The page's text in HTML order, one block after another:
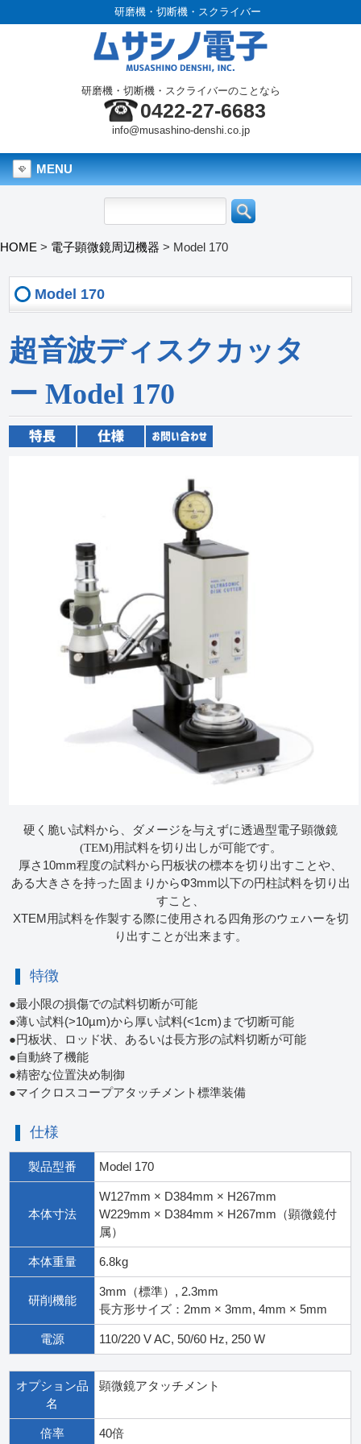
研磨機・切断機・スクライバー
研磨機・切断機・スクライバーのことなら
0422-27-6683
info@musashino-denshi.co.jp
MENU
HOME > 電子顕微鏡周辺機器 > Model 170
Model 170
超音波ディスクカッタ
ーModel 170
硬く脆い試料から、ダメージを与えずに透過型電子顕微鏡
(TEM)用試料を切り出しが可能です。
厚さ10mm程度の試料から円板状の標本を切り出すことや、
ある大きさを持った固まりからΦ3mm以下の円柱試料を切り出
すこと、
XTEM用試料を作製する際に使用される四角形のウェハーを切
り出すことが出来ます。
特徴
●最小限の損傷での試料切断が可能
●薄い試料(>10µm)から厚い試料(<1cm)まで切断可能
●円板状、ロッド状、あるいは長方形の試料切断が可能
●自動終了機能
●精密な位置決め制御
●マイクロスコープアタッチメント標準装備
仕様
製品型番 Model 170
本体寸法
W127mm × D384mm × H267mm
W229mm × D384mm × H267mm（顕微鏡付
属）
本体重量 6.8kg
研削機能
3mm（標準）, 2.3mm
長方形サイズ：2mm × 3mm, 4mm × 5mm
電源 110/220 V AC, 50/60 Hz, 250 W
オプション品
名
顕微鏡アタッチメント
倍率 40倍